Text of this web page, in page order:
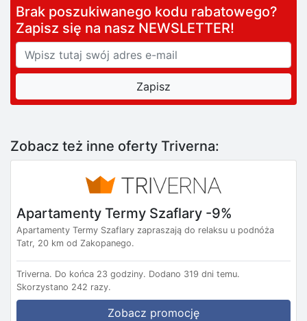
Brak poszukiwanego kodu rabatowego?
Zapisz się na nasz NEWSLETTER!
Zobacz też inne oferty Triverna:
Apartamenty Termy Szaflary -9%
Apartamenty Termy Szaflary zapraszają do relaksu u podnóża
Tatr, 20 km od Zakopanego.
Triverna. Do końca 23 godziny. Dodano 319 dni temu.
Skorzystano 242 razy.
Zobacz promocję